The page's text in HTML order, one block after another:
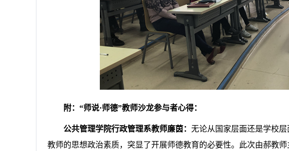
附： “师说·师德”教师沙龙参与者心得：
公共管理学院行政管理系教师廉茵： 无论从国家层面还是学校
教师的思想政治素质，突显了开展师德教育的必要性。此次由郝教